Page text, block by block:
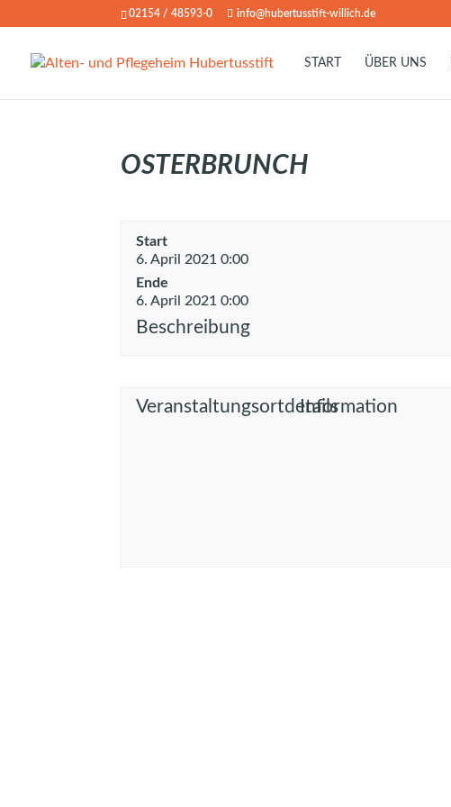
02154 / 48593-0 info@hubertusstift-willich.de
START ÜBER UNS
OSTERBRUNCH
Start
6. April 2021 0:00
Ende
6. April 2021 0:00
Beschreibung
VeranstaltungsortdetailsInformation